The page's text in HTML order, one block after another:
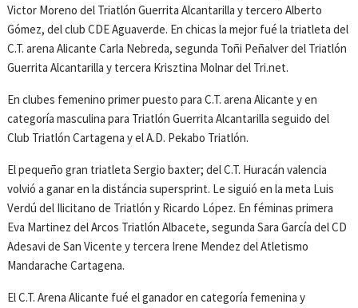
Victor Moreno del Triatlón Guerrita Alcantarilla y tercero Alberto
Gómez, del club CDE Aguaverde. En chicas la mejor fué la triatleta del
C.T. arena Alicante Carla Nebreda, segunda Toñi Peñalver del Triatlón
Guerrita Alcantarilla y tercera Krisztina Molnar del Tri.net.
En clubes femenino primer puesto para C.T. arena Alicante y en
categoría masculina para Triatlón Guerrita Alcantarilla seguido del
Club Triatlón Cartagena y el A.D. Pekabo Triatlón.
El pequeño gran triatleta Sergio baxter; del C.T. Huracán valencia
volvió a ganar en la distáncia supersprint. Le siguió en la meta Luis
Verdú del Ilicitano de Triatlón y Ricardo López. En féminas primera
Eva Martinez del Arcos Triatlón Albacete, segunda Sara García del CD
Adesavi de San Vicente y tercera Irene Mendez del Atletismo
Mandarache Cartagena.
El C.T. Arena Alicante fué el ganador en categoría femenina y